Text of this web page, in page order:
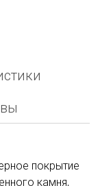
покрытие
камня,